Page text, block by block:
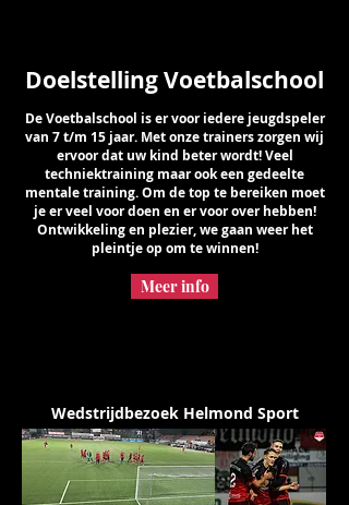
Doelstelling Voetbalschool
De Voetbalschool is er voor iedere jeugdspeler
van 7 t/m 15 jaar. Met onze trainers zorgen wij
ervoor dat uw kind beter wordt! Veel
techniektraining maar ook een gedeelte
mentale training. Om de top te bereiken moet
je er veel voor doen en er voor over hebben!
Ontwikkeling en plezier, we gaan weer het
pleintje op om te winnen!
Meer info
Wedstrijdbezoek Helmond Sport